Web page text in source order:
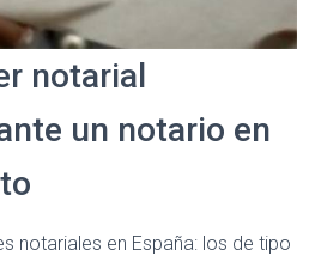
notarial
un notario en
notariales en España: los de tipo